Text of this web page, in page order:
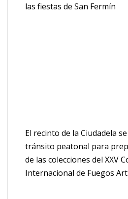
las fiestas de San Fermín
El recinto de la Ciudadela
tránsito peatonal para
de las colecciones del XXV
Internacional de Fuegos